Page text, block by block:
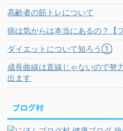
高齢者の筋トレについて
病は気からは本当にあるの？【
ダイエットについて知ろう①
成長曲線は直線じゃないので努
出ます
ブログ村